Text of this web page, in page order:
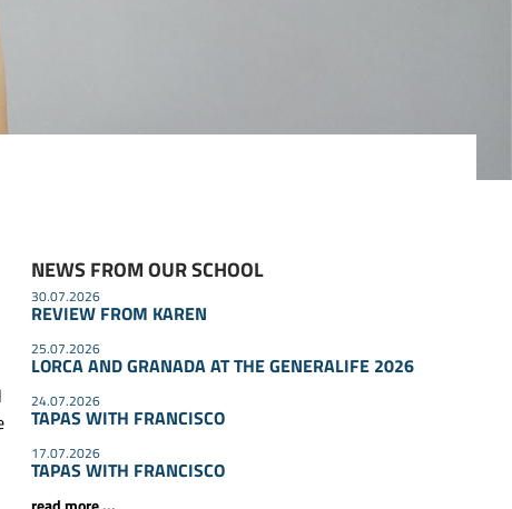
NEWS FROM OUR SCHOOL
30.07.2026
REVIEW FROM KAREN
25.07.2026
LORCA AND GRANADA AT THE GENERALIFE 2026
24.07.2026
TAPAS WITH FRANCISCO
17.07.2026
TAPAS WITH FRANCISCO